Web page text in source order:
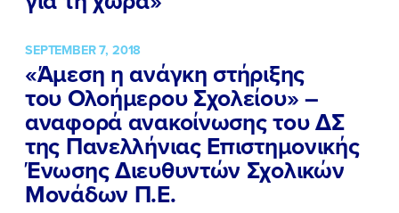
SEPTEMBER 7, 2018
«Άμεση η ανάγκη στήριξης
του Ολοήμερου Σχολείου» –
αναφορά ανακοίνωσης του ΔΣ
της Πανελλήνιας Επιστημονικής
Ένωσης Διευθυντών Σχολικών
Μονάδων Π.Ε.